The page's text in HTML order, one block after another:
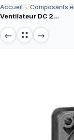
Accueil Composants
Ventilateur DC 24V 92/25 – Composant pour circulation d’air efficace